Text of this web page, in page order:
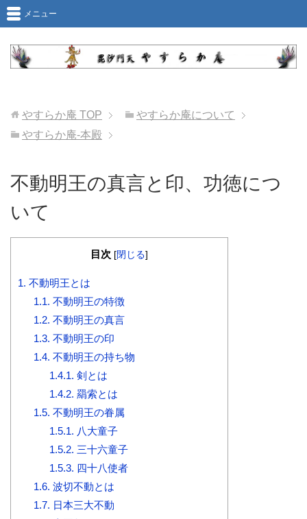
メニュー
やすらか庵 TOP
やすらか庵について
やすらか庵-本殿
不動明王の真言と印、功徳につ
いて
目次 [閉じる]
1. 不動明王とは
1.1. 不動明王の特徴
1.2. 不動明王の真言
1.3. 不動明王の印
1.4. 不動明王の持ち物
1.4.1. 剣とは
1.4.2. 羂索とは
1.5. 不動明王の眷属
1.5.1. 八大童子
1.5.2. 三十六童子
1.5.3. 四十八使者
1.6. 波切不動とは
1.7. 日本三大不動